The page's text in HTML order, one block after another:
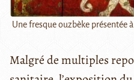
Une fresque ouzbèke présentée
Malgré de multiples